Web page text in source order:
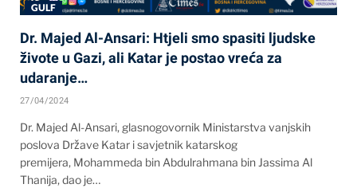
GULF
Dr. Majed Al-Ansari: Htjeli smo spasiti ljudske
živote u Gazi, ali Katar je postao vreća za
udaranje…
27/04/2024
Dr. Majed Al-Ansari, glasnogovornik Ministarstva vanjskih
poslova Države Katar i savjetnik katarskog
premijera, Mohammeda bin Abdulrahmana bin Jassima Al
Thanija, dao je…